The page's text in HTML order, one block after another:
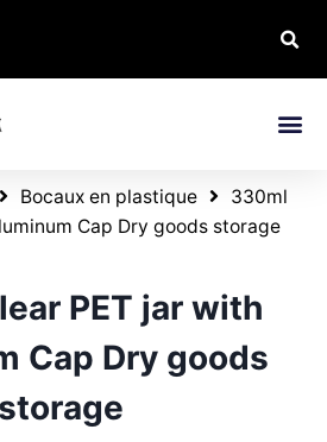
Bocaux en plastique
330ml
Cap Dry goods storage
PET jar with
Cap Dry goods
storage